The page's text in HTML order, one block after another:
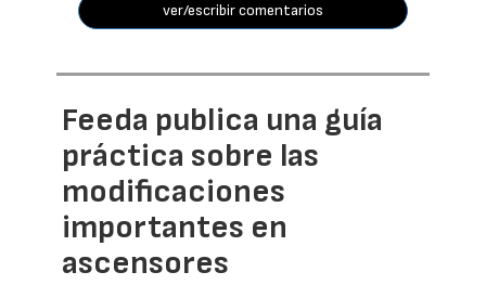
ver/escribir comentarios
Feeda publica una guía
práctica sobre las
modificaciones
importantes en
ascensores